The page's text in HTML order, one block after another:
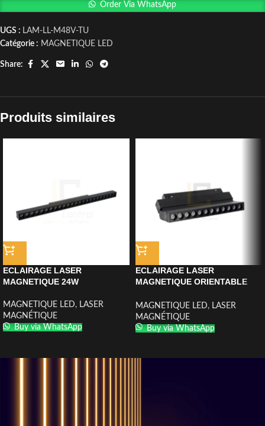
Order Via WhatsApp
UGS : LAM-LL-M48V-TU
Catégorie : MAGNETIQUE LED
Share:
Produits similaires
ECLAIRAGE LASER
MAGNETIQUE 24W
MAGNETIQUE LED, LASER
MAGNÉTIQUE
Buy via WhatsApp
ECLAIRAGE LASER
MAGNETIQUE ORIENTABLE
MAGNETIQUE LED, LASER
MAGNÉTIQUE
Buy via WhatsApp